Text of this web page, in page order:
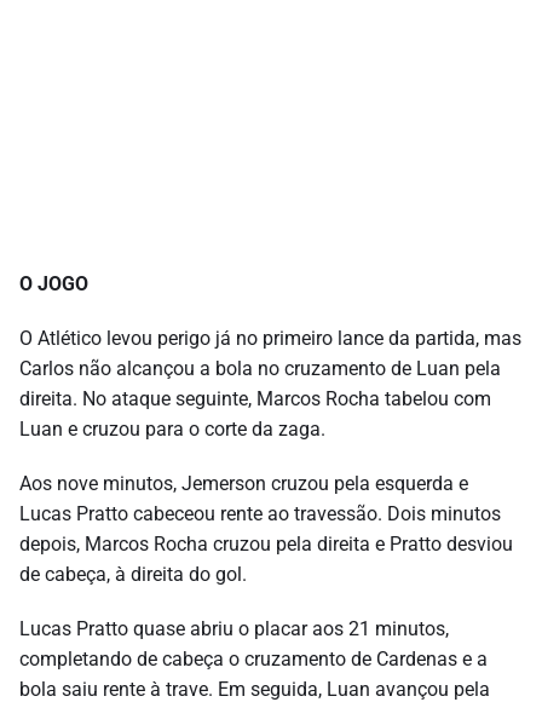
O JOGO
O Atlético levou perigo já no primeiro lance da partida, mas
Carlos não alcançou a bola no cruzamento de Luan pela
direita. No ataque seguinte, Marcos Rocha tabelou com
Luan e cruzou para o corte da zaga.
Aos nove minutos, Jemerson cruzou pela esquerda e
Lucas Pratto cabeceou rente ao travessão. Dois minutos
depois, Marcos Rocha cruzou pela direita e Pratto desviou
de cabeça, à direita do gol.
Lucas Pratto quase abriu o placar aos 21 minutos,
completando de cabeça o cruzamento de Cardenas e a
bola saiu rente à trave. Em seguida, Luan avançou pela